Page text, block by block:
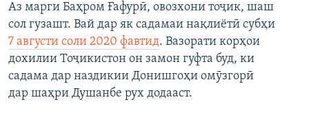
Аз марги Баҳром Ғафурӣ, овозхони тоҷик, шаш
сол гузашт. Вай дар як садамаи нақлиётӣ субҳи
7 августи соли 2020 фавтид. Вазорати корҳои
дохилии Тоҷикистон он замон гуфта буд, ки
садама дар наздикии Донишгоҳи омӯзгорӣ
дар шаҳри Душанбе рух додааст.